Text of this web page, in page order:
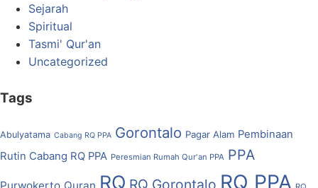
Sejarah
Spiritual
Tasmi' Qur'an
Uncategorized
Tags
Abulyatama Cabang RQ PPA Gorontalo Pagar Alam Pembinaan
Rutin Cabang RQ PPA Peresmian Rumah Qur'an PPA PPA
Purwokerto Quran RQ RQ Gorontalo RQ PPA